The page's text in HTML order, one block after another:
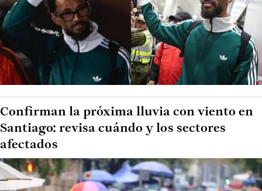
Confirman la próxima lluvia con viento en
Santiago: revisa cuándo y los sectores
afectados